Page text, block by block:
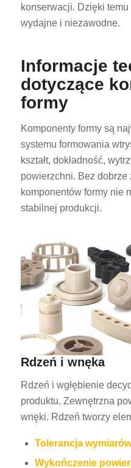
konserwacji. Dzięki
wydajne i niezawodne.
Informacje
dotyczące
formy
Komponenty formy są
systemu formowania
kształt, dokładność,
powierzchni. Bez dobrze
komponentów formy nie
stabilnej produkcji.
Rdzeń i wnęka
Rdzeń i wgłębienie
produktu. Zewnętrzna
wnęki. Rdzeń tworzy
Tolerancja
Wykończenie